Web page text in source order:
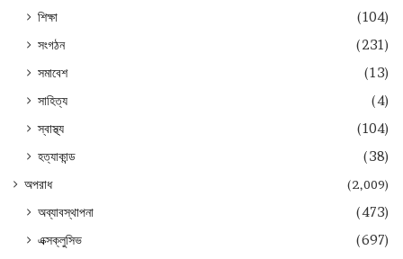
শিক্ষা
(104)
সংগঠন
(231)
সমাবেশ
(13)
সাহিত্য
(4)
স্বাস্থ্য
(104)
হত্যাকান্ড
(38)
অপরাধ (2,009)
অব্যাবস্থাপনা
(473)
এক্সক্লুসিভ
(697)